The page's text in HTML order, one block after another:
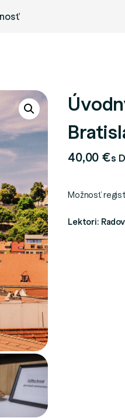
40,00€s
Možnosť
Lektori: